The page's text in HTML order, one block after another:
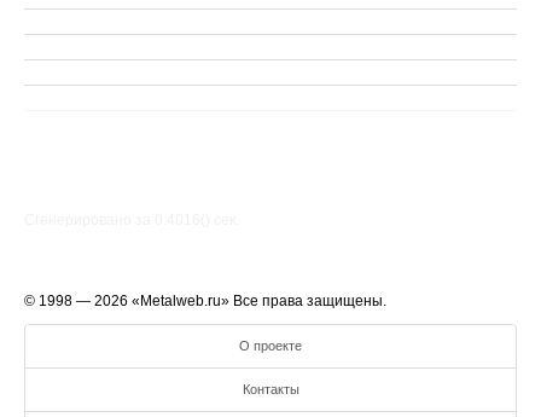
© 1998 — 2026 «Metalweb.ru» Все права защищены.
О проекте
Контакты